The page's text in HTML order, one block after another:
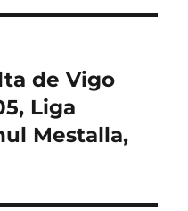
de Vigo
Liga
Mestalla,